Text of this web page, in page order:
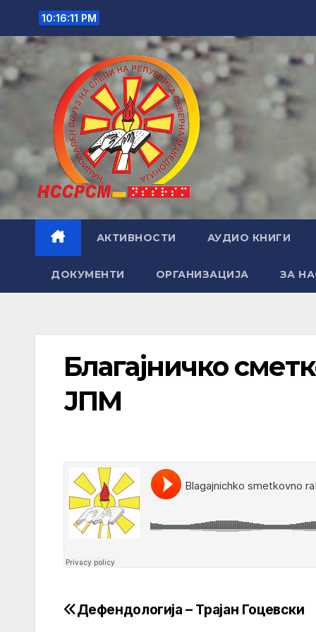
content
10:16:12 PM
АКТИВНОСТИ АУДИО КНИГИ
ДОКУМЕНТИ ОРГАНИЗАЦИЈА ЗА
Благајничко
ЈПМ
Post
Дефендологија – Трајан Гоцевски